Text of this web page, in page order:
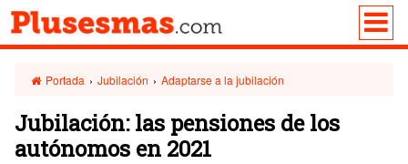
Portada › Jubilación › Adaptarse a la jubilación
Jubilación: las pensiones de los
autónomos en 2021